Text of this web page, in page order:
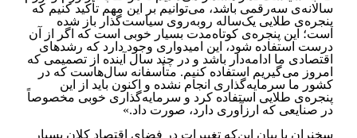
سالانه‌ی سه‌رقمی باشد، می‌توانیم بر این مهم تأکید کنیم که
پنجره‌ی طلایی یک‌ساله روبه‌روی سیاست‌گذار باز شده
است؛ این ‏پنجره‌ی کوتاه‌مدت بسیار خوبی است که اگر از آن
درست استفاده شود، این امیدواری وجود دارد که رشدهای
اقتصادی ما ‏ادامه‌دار باشد و در چند سال آینده از تصمیمی که
امروز می‌گیریم استفاده کنیم. متأسفانه سال‌هاست که در
کشور ما سرمایه‌گذاری انجام نشده و اکنون باید از این
پنجره‌ی طلایی استفاده کرد و سرمایه‌گذاری ‏خوبی مخصوصاً
در صنایعی که ارزآوری دارد، صورت داد‎.»
سخنران با بیان این‌که تغییرات در فضای اقتصاد کلان بسیار